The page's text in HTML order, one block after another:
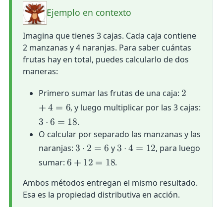
Ejemplo en contexto
Imagina que tienes 3 cajas. Cada caja contiene
2 manzanas y 4 naranjas. Para saber cuántas
frutas hay en total, puedes calcularlo de dos
maneras:
Primero sumar las frutas de una caja: 2
+4 = 6, y luego multiplicar por las 3 cajas:
3 ⋅6 = 18.
O calcular por separado las manzanas y las
naranjas: 3 ⋅ 2 = 6 y3 ⋅4 = 12, para luego
sumar: 6 + 12 = 18.
Ambos métodos entregan el mismo resultado.
Esa es la propiedad distributiva en acción.